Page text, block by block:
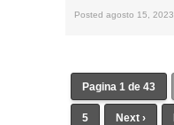
Posted agosto 15, 2023
Pagina 1 de 43
5 Next ›